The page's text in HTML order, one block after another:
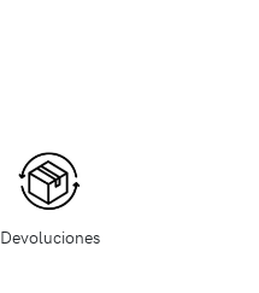
Devoluciones